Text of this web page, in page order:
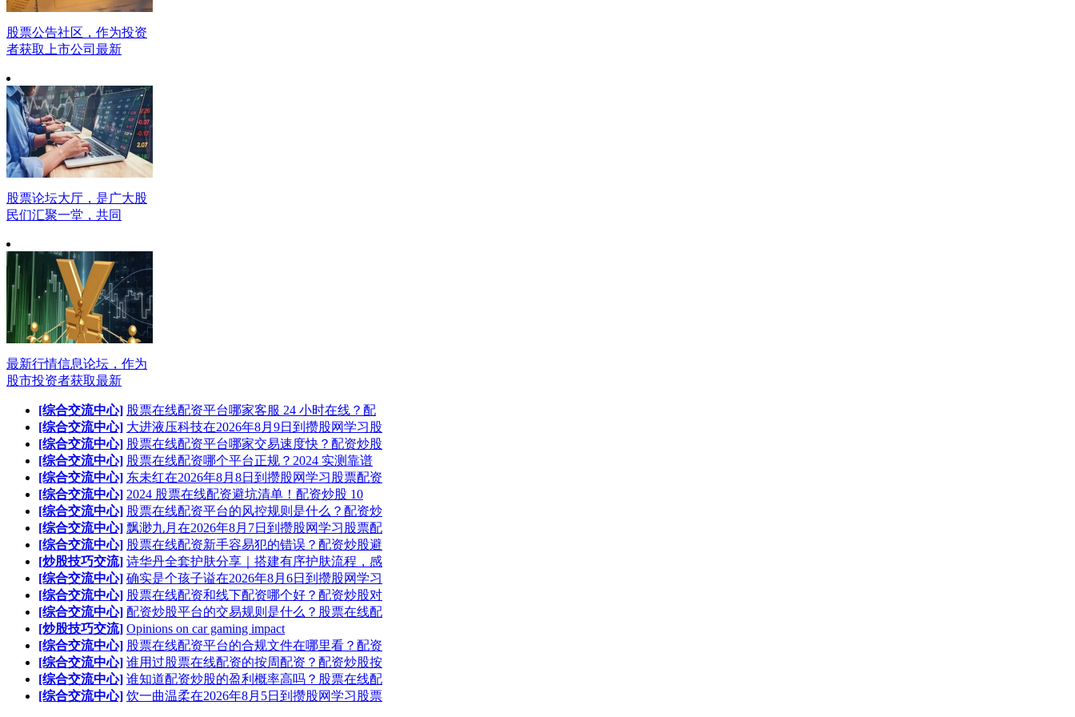
股票公告社区，作为投资
者获取上市公司最新
股票论坛大厅，是广大股
民们汇聚一堂，共同
最新行情信息论坛，作为
股市投资者获取最新
[综合交流中心] 股票在线配资平台哪家客服 24 小时在线？配
[综合交流中心] 大进液压科技在2026年8月9日到攒股网学习股
[综合交流中心] 股票在线配资平台哪家交易速度快？配资炒股
[综合交流中心] 股票在线配资哪个平台正规？2024 实测靠谱
[综合交流中心] 东未红在2026年8月8日到攒股网学习股票配资
[综合交流中心] 2024 股票在线配资避坑清单！配资炒股 10
[综合交流中心] 股票在线配资平台的风控规则是什么？配资炒
[综合交流中心] 飘渺九月在2026年8月7日到攒股网学习股票配
[综合交流中心] 股票在线配资新手容易犯的错误？配资炒股避
[炒股技巧交流] 诗华丹全套护肤分享｜搭建有序护肤流程，感
[综合交流中心] 确实是个孩子谥在2026年8月6日到攒股网学习
[综合交流中心] 股票在线配资和线下配资哪个好？配资炒股对
[综合交流中心] 配资炒股平台的交易规则是什么？股票在线配
[炒股技巧交流] Opinions on car gaming impact
[综合交流中心] 股票在线配资平台的合规文件在哪里看？配资
[综合交流中心] 谁用过股票在线配资的按周配资？配资炒股按
[综合交流中心] 谁知道配资炒股的盈利概率高吗？股票在线配
[综合交流中心] 饮一曲温柔在2026年8月5日到攒股网学习股票